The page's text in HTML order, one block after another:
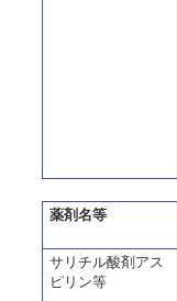
薬剤名等
サリチル酸剤アス
ピリン等